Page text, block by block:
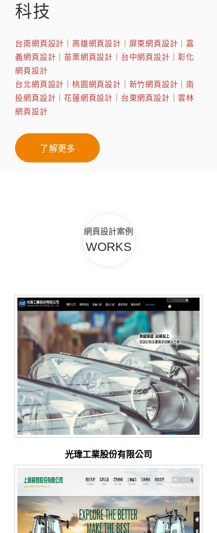
科技
台南網頁設計 高雄網頁設計 屏東網頁設計
嘉
義網頁設計
苗栗網頁設計 台中網頁設計 ｜彰化
網頁設計
台北網頁設計
桃園網頁設計 新竹網頁設計
南
投網頁設計 ｜花蓮網頁設計 台東網頁設計 ｜雲林
網頁設計
了解更多
網頁設計案例
WORKS
光瑋工業股份有限公司